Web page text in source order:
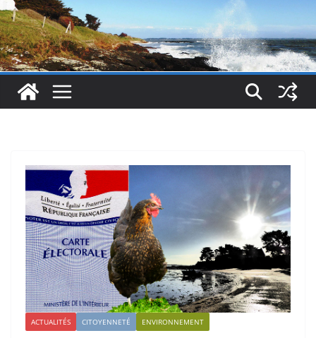
ACTUALITÉS CITOYENNETÉ ENVIRONNEMENT